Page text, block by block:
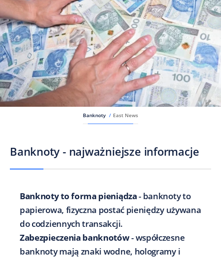
Banknoty / East News
Banknoty - najważniejsze informacje
​Banknoty to forma pieniądza- banknoty to
papierowa, fizyczna postać pieniędzy używana
do codziennych transakcji.
Zabezpieczenia banknotów- współczesne
banknoty mają znaki wodne, hologramy i